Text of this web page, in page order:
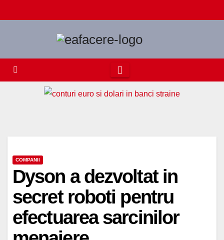
to
COMPANII
Dyson a dezvoltat in
secret roboti pentru
efectuarea sarcinilor